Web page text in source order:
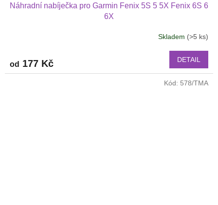
Náhradní nabíječka pro Garmin Fenix 5S 5 5X Fenix 6S 6
6X
Skladem (>5 ks)
od 177 Kč DETAIL
Kód: 578/TMA